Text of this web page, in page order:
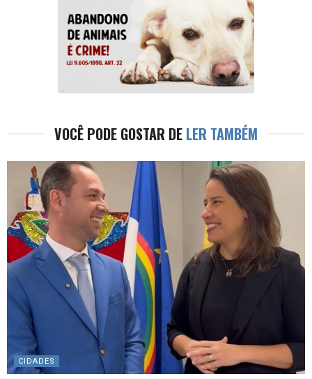
VOCÊ PODE GOSTAR DE LER TAMBÉM
CIDADES